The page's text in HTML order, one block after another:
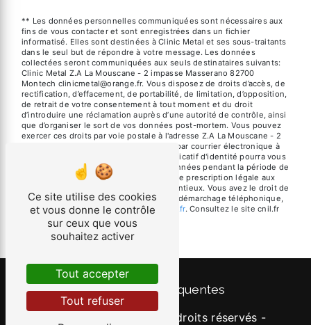
** Les données personnelles communiquées sont nécessaires aux
fins de vous contacter et sont enregistrées dans un fichier
informatisé. Elles sont destinées à Clinic Metal et ses sous-traitants
dans le seul but de répondre à votre message. Les données
collectées seront communiquées aux seuls destinataires suivants:
Clinic Metal Z.A La Mouscane - 2 impasse Masserano 82700
Montech clinicmetal@orange.fr. Vous disposez de droits d’accès, de
rectification, d’effacement, de portabilité, de limitation, d’opposition,
de retrait de votre consentement à tout moment et du droit
d’introduire une réclamation auprès d’une autorité de contrôle, ainsi
que d’organiser le sort de vos données post-mortem. Vous pouvez
exercer ces droits par voie postale à l'adresse Z.A La Mouscane - 2
impasse Masserano 82700 Montech ou par courrier électronique à
l'adresse clinicmetal@orange.fr. Un justificatif d'identité pourra vous
être demandé. Nous conservons vos données pendant la période de
prise de contact puis pendant la durée de prescription légale aux
fins probatoires et de gestion des contentieux. Vous avez le droit de
vous inscrire sur la liste d'opposition au démarchage téléphonique,
disponible à cette adresse:Bloctel.gouv.fr. Consultez le site cnil.fr
pour plus d’informations sur vos droits.
Recherches fréquentes
- 2026 - Tous droits réservés -
Ce site utilise des cookies
et vous donne le contrôle
sur ceux que vous
souhaitez activer
Tout accepter
Tout refuser